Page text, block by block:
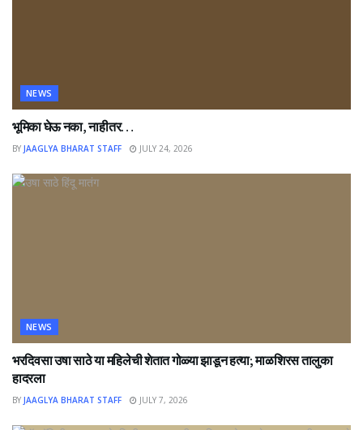
NEWS
भूमिका घेऊ नका, नाहीतर…
BY JAAGLYA BHARAT STAFF JULY 24, 2026
NEWS
भरदिवसा उषा साठे या महिलेची शेतात गोळ्या झाडून हत्या; माळशिरस तालुका
हादरला
BY JAAGLYA BHARAT STAFF JULY 7, 2026